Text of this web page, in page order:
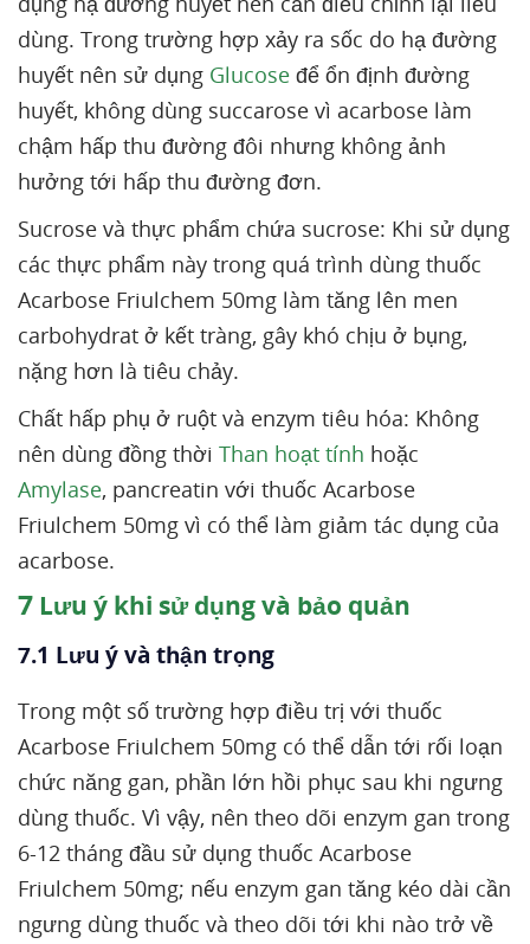
dùng. Trong trường hợp xảy ra sốc do hạ đường
huyết nên sử dụng Glucose để ổn định đường
huyết, không dùng succarose vì acarbose làm
chậm hấp thu đường đôi nhưng không ảnh
hưởng tới hấp thu đường đơn.
Sucrose và thực phẩm chứa sucrose: Khi sử dụng
các thực phẩm này trong quá trình dùng thuốc
Acarbose Friulchem 50mg làm tăng lên men
carbohydrat ở kết tràng, gây khó chịu ở bụng,
nặng hơn là tiêu chảy.
Chất hấp phụ ở ruột và enzym tiêu hóa: Không
nên dùng đồng thời Than hoạt tính hoặc
Amylase, pancreatin với thuốc Acarbose
Friulchem 50mg vì có thể làm giảm tác dụng của
acarbose.
7 Lưu ý khi sử dụng và bảo quản
7.1 Lưu ý và thận trọng
Trong một số trường hợp điều trị với thuốc
Acarbose Friulchem 50mg có thể dẫn tới rối loạn
chức năng gan, phần lớn hồi phục sau khi ngưng
dùng thuốc. Vì vậy, nên theo dõi enzym gan trong
6-12 tháng đầu sử dụng thuốc Acarbose
Friulchem 50mg; nếu enzym gan tăng kéo dài cần
ngưng dùng thuốc và theo dõi tới khi nào trở về